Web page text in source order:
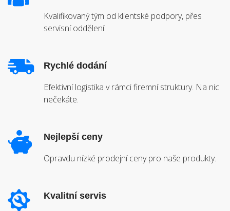
Kvalifikovaný tým od klientské podpory, přes
servisní oddělení.
Rychlé dodání
Efektivní logistika v rámci firemní struktury. Na nic
nečekáte.
Nejlepší ceny
Opravdu nízké prodejní ceny pro naše produkty.
Kvalitní servis